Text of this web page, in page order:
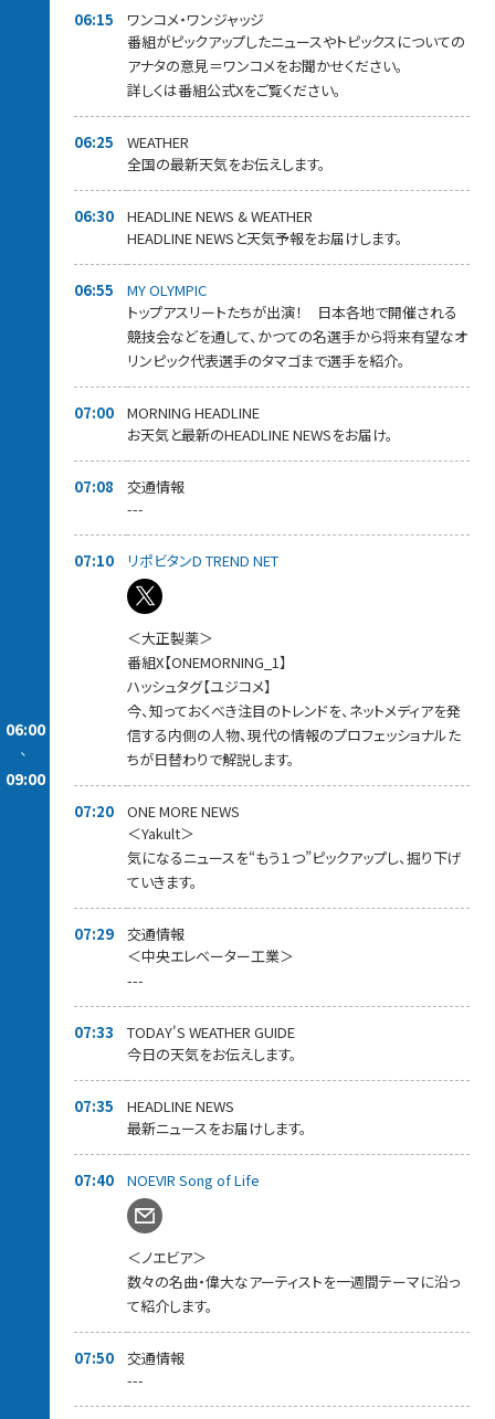
06:00
-
09:00
06:15
ワンコメ・ワンジャッジ
番組がピックアップしたニュースやトピックスについての
アナタの意見＝ワンコメをお聞かせください。
詳しくは番組公式Xをご覧ください。
06:25
WEATHER
全国の最新天気をお伝えします。
06:30
HEADLINE NEWS & WEATHER
HEADLINE NEWSと天気予報をお届けします。
06:55
MY OLYMPIC
トップアスリートたちが出演！ 日本各地で開催される
競技会などを通して、かつての名選手から将来有望なオ
リンピック代表選手のタマゴまで選手を紹介。
07:00
MORNING HEADLINE
お天気と最新のHEADLINE NEWSをお届け。
07:08
交通情報
---
07:10 リポビタンD TREND NET
＜大正製薬＞
番組X【ONEMORNING_1】
ハッシュタグ【ユジコメ】
今、知っておくべき注目のトレンドを、ネットメディアを発
信する内側の人物、現代の情報のプロフェッショナルた
ちが日替わりで解説します。
07:20
ONE MORE NEWS
＜Yakult＞
気になるニュースを“もう１つ”ピックアップし、掘り下げ
ていきます。
07:29
交通情報
＜中央エレベーター工業＞
---
07:33
TODAY'S WEATHER GUIDE
今日の天気をお伝えします。
07:35
HEADLINE NEWS
最新ニュースをお届けします。
07:40 NOEVIR Song of Life
＜ノエビア＞
数々の名曲・偉大なアーティストを一週間テーマに沿っ
て紹介します。
07:50
交通情報
---